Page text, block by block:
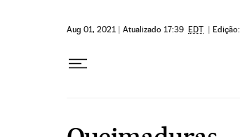
Aug 01, 2021 | Atualizado 17:39 EDT | Edição: